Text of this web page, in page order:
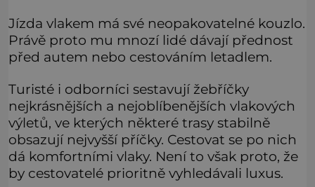
Jízda vlakem má své neopakovatelné kouzlo.
Právě proto mu mnozí lidé dávají přednost
před autem nebo cestováním letadlem.
Turisté i odborníci sestavují žebříčky
nejkrásnějších a nejoblíbenějších vlakových
výletů, ve kterých některé trasy stabilně
obsazují nejvyšší příčky. Cestovat se po nich
dá komfortními vlaky. Není to však proto, že
by cestovatelé prioritně vyhledávali luxus.